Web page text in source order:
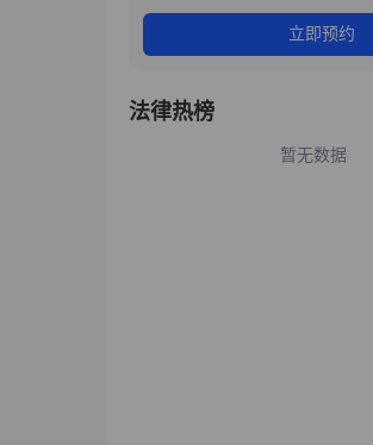
立即预约
法律热榜
暂无数据